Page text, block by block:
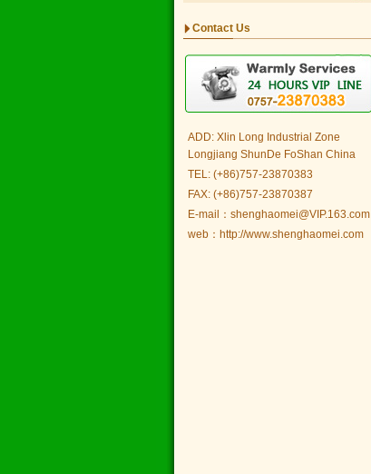
Contact Us
ADD: Xlin Long Industrial Zone
Longjiang ShunDe FoShan China
TEL: (+86)757-23870383
FAX: (+86)757-23870387
E-mail：shenghaomei@VIP.163.com
web：http://www.shenghaomei.com